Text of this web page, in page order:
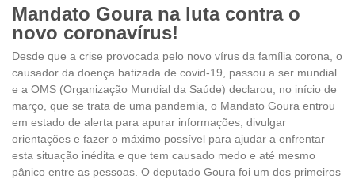
Mandato Goura na luta contra o
novo coronavírus!
Desde que a crise provocada pelo novo vírus da família corona, o
causador da doença batizada de covid-19, passou a ser mundial
e a OMS (Organização Mundial da Saúde) declarou, no início de
março, que se trata de uma pandemia, o Mandato Goura entrou
em estado de alerta para apurar informações, divulgar
orientações e fazer o máximo possível para ajudar a enfrentar
esta situação inédita e que tem causado medo e até mesmo
pânico entre as pessoas. O deputado Goura foi um dos primeiros